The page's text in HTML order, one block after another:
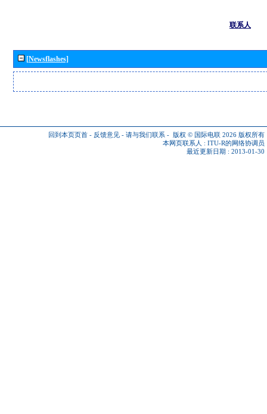
联系人
[Newsflashes]
回到本页页首 - 反馈意见 - 请与我们联系 - 版权 © 国际电联 2026 版权所有
本网页联系人 : ITU-R的网络协调员
最近更新日期 : 2013-01-30